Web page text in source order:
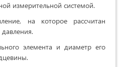
измерительной системой.
на которое рассчитан
элемента и диаметр его